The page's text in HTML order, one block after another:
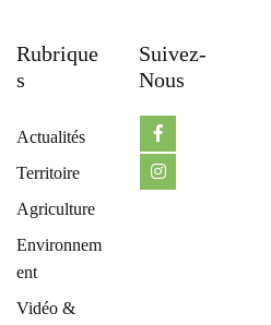
Rubrique
S
Actualités
Territoire
Agriculture
Environnem
ent
Vidéo &
Suivez-
Nous